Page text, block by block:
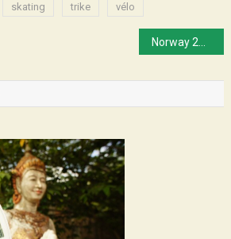
skating trike vélo
Norway 2018 : Kristiansand – Bergen